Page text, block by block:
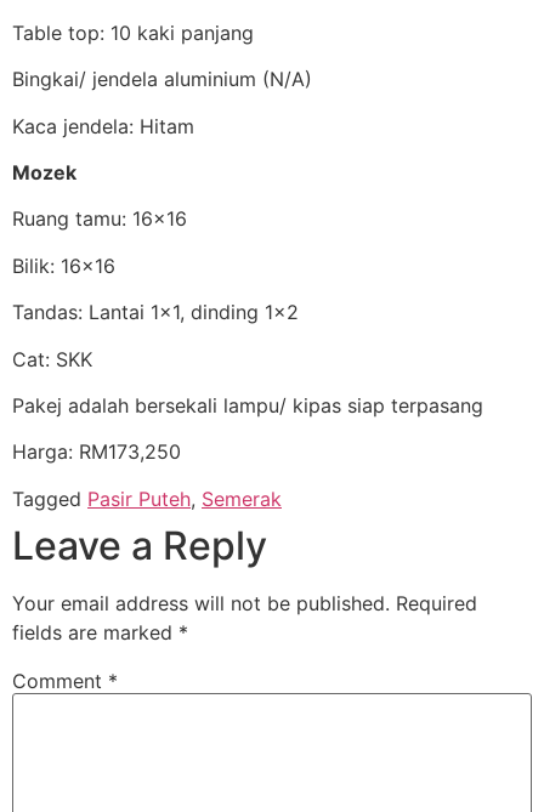
Table top: 10 kaki panjang
Bingkai/ jendela aluminium (N/A)
Kaca jendela: Hitam
Mozek
Ruang tamu: 16×16
Bilik: 16×16
Tandas: Lantai 1×1, dinding 1×2
Cat: SKK
Pakej adalah bersekali lampu/ kipas siap terpasang
Harga: RM173,250
Tagged Pasir Puteh, Semerak
Leave a Reply
Your email address will not be published. Required
fields are marked *
Comment *